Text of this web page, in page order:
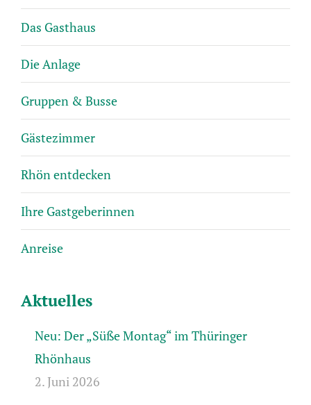
Das Gasthaus
Die Anlage
Gruppen & Busse
Gästezimmer
Rhön entdecken
Ihre Gastgeberinnen
Anreise
Aktuelles
Neu: Der „Süße Montag“ im Thüringer
Rhönhaus
2. Juni 2026